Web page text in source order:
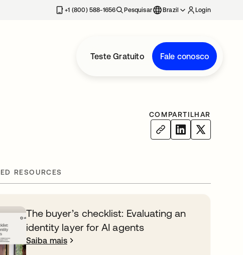
+1 (800) 588-1656 Pesquisar Brazil Login
Teste Gratuito Fale conosco
COMPARTILHAR
RESOURCES
The buyer’s checklist: Evaluating an
identity layer for AI agents
Saiba mais